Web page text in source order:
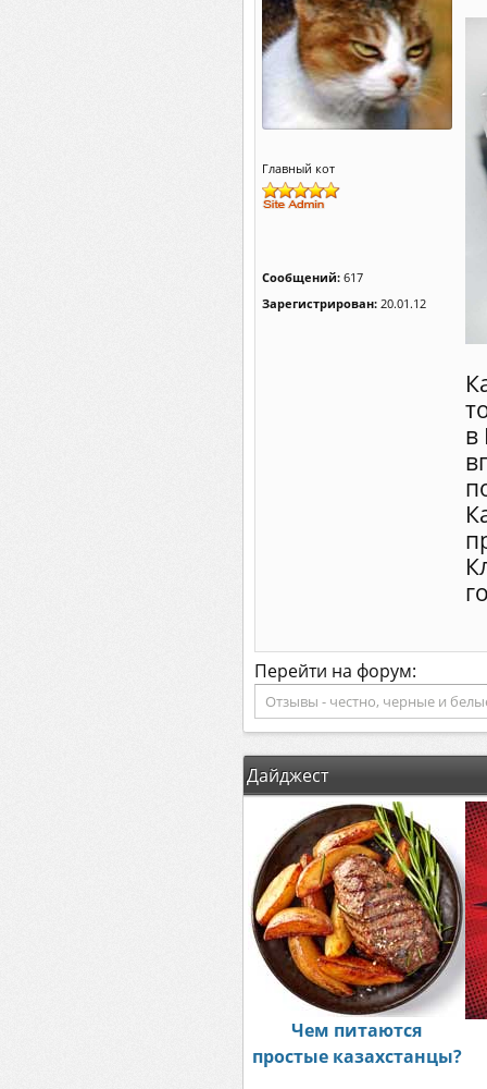
Главный кот
Сообщений: 617
Зарегистрирован: 20.01.12
в
Перейти на форум:
Дайджест
Чем питаются
простые казахстанцы?